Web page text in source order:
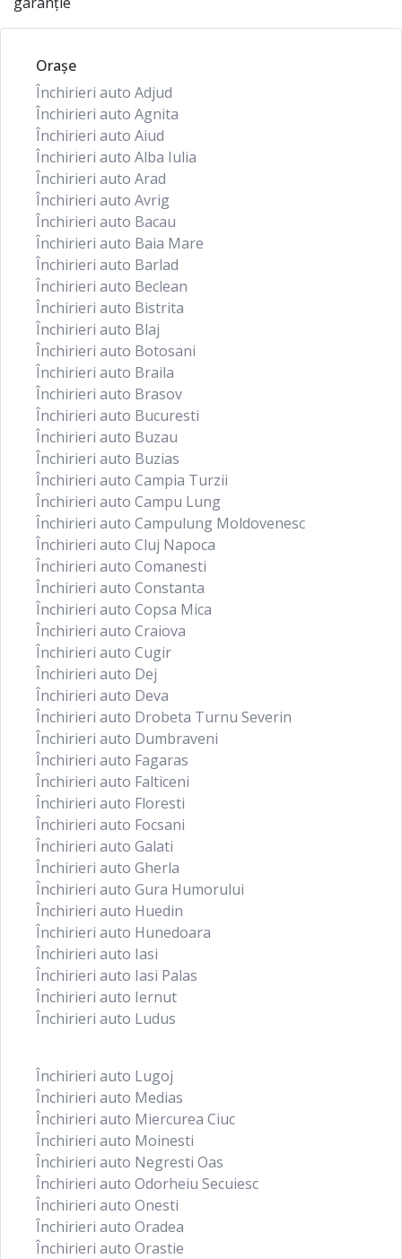
Orașe
Închirieri auto Adjud
Închirieri auto Agnita
Închirieri auto Aiud
Închirieri auto Alba Iulia
Închirieri auto Arad
Închirieri auto Avrig
Închirieri auto Bacau
Închirieri auto Baia Mare
Închirieri auto Barlad
Închirieri auto Beclean
Închirieri auto Bistrita
Închirieri auto Blaj
Închirieri auto Botosani
Închirieri auto Braila
Închirieri auto Brasov
Închirieri auto Bucuresti
Închirieri auto Buzau
Închirieri auto Buzias
Închirieri auto Campia Turzii
Închirieri auto Campu Lung
Închirieri auto Campulung Moldovenesc
Închirieri auto Cluj Napoca
Închirieri auto Comanesti
Închirieri auto Constanta
Închirieri auto Copsa Mica
Închirieri auto Craiova
Închirieri auto Cugir
Închirieri auto Dej
Închirieri auto Deva
Închirieri auto Drobeta Turnu Severin
Închirieri auto Dumbraveni
Închirieri auto Fagaras
Închirieri auto Falticeni
Închirieri auto Floresti
Închirieri auto Focsani
Închirieri auto Galati
Închirieri auto Gherla
Închirieri auto Gura Humorului
Închirieri auto Huedin
Închirieri auto Hunedoara
Închirieri auto Iasi
Închirieri auto Iasi Palas
Închirieri auto Iernut
Închirieri auto Ludus
Închirieri auto Lugoj
Închirieri auto Medias
Închirieri auto Miercurea Ciuc
Închirieri auto Moinesti
Închirieri auto Negresti Oas
Închirieri auto Odorheiu Secuiesc
Închirieri auto Onesti
Închirieri auto Oradea
Închirieri auto Orastie